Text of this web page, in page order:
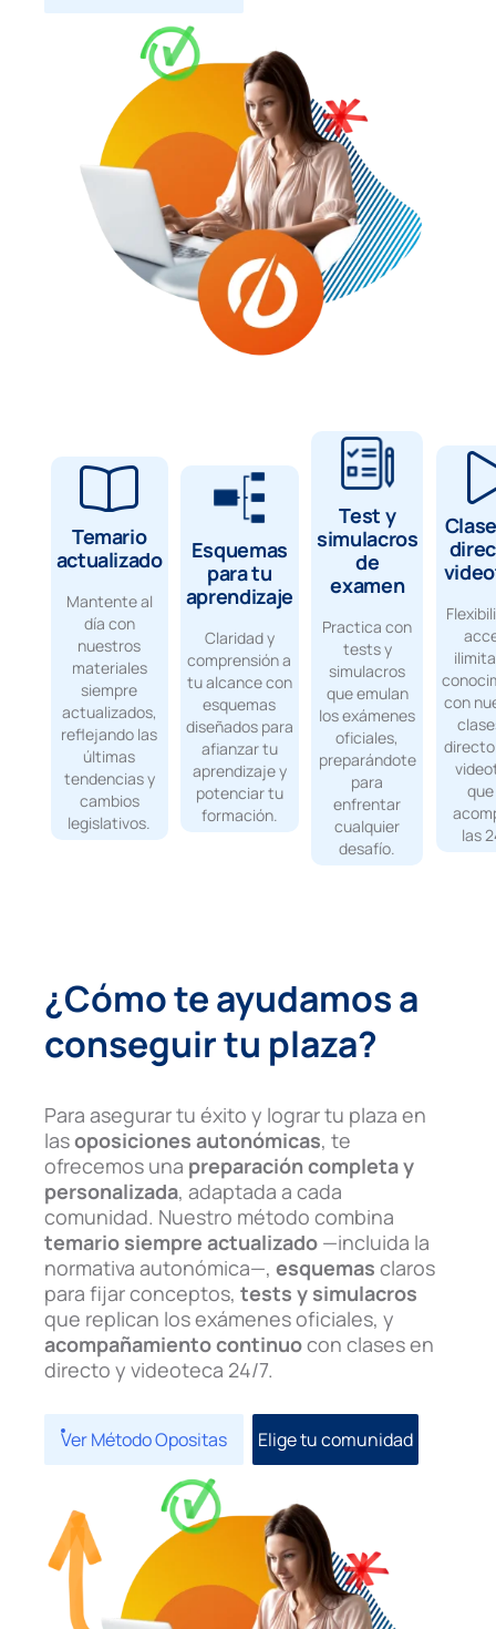
Temario
actualizado
Mantente al
día con
nuestros
materiales
siempre
actualizados,
reflejando las
últimas
tendencias y
cambios
legislativos.
Esquemas
para tu
aprendizaje
Claridad y
comprensión a
tu alcance con
esquemas
diseñados para
afianzar tu
aprendizaje y
potenciar tu
formación.
Test y
simulacros
de
examen
Practica con
tests y
simulacros
que emulan
los exámenes
oficiales,
preparándote
para
enfrentar
cualquier
desafío.
con
las
¿Cómo te ayudamos a
conseguir tu plaza?
Para asegurar tu éxito y lograr tu plaza en
lasoposiciones autonómicas, te
ofrecemos una preparación completa y
personalizada, adaptada a cada
comunidad. Nuestro método combina
temario siempre actualizado —incluida la
normativa autonómica—, esquemas claros
para fijar conceptos, tests y simulacros
que replican los exámenes oficiales, y
acompañamiento continuocon clases en
directo y videoteca 24/7.
Ver Método Opositas Elige tu comunidad